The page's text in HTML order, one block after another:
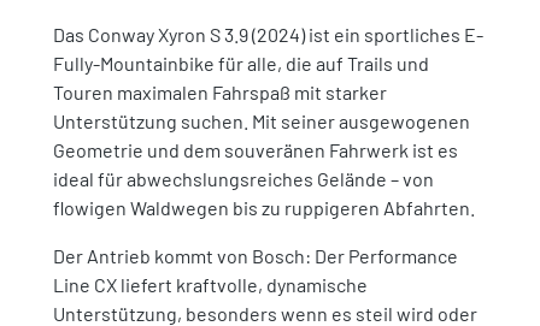
Das Conway Xyron S 3.9 (2024) ist ein sportliches E-
Fully-Mountainbike für alle, die auf Trails und
Touren maximalen Fahrspaß mit starker
Unterstützung suchen. Mit seiner ausgewogenen
Geometrie und dem souveränen Fahrwerk ist es
ideal für abwechslungsreiches Gelände – von
flowigen Waldwegen bis zu ruppigeren Abfahrten.
Der Antrieb kommt von Bosch: Der Performance
Line CX liefert kraftvolle, dynamische
Unterstützung, besonders wenn es steil wird oder